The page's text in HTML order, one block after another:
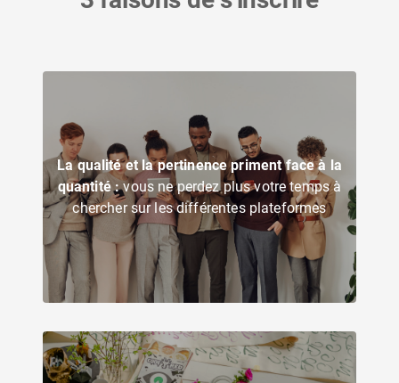
La qualité et la pertinence priment face à la
quantité :vous ne perdez plus votre temps à
chercher sur les différentes plateformes